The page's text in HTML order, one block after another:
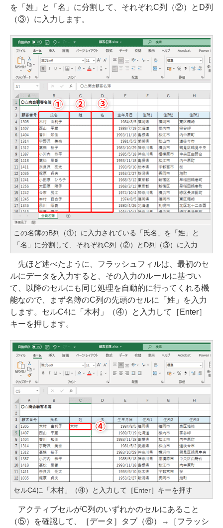
を「姓」と「名」に分割して、それぞれC列（②）とD列
（③）に入力します。
この名簿のB列（①）に入力されている「氏名」を「姓」と
「名」に分割して、それぞれC列（②）とD列（③）に入力
先ほど述べたように、フラッシュフィルは、最初のセ
ルにデータを入力すると、その入力のルールに基づい
て、以降のセルにも同じ処理を自動的に行ってくれる機
能なので、まず名簿のC列の先頭のセルに「姓」を入力
します。セルC4に「木村」（④）と入力して［Enter］
キーを押します。
セルC4に「木村」（④）と入力して［Enter］キーを押す
アクティブセルがC列のいずれかのセルにあること
（⑤）を確認して、［データ］タブ（⑥）→［フラッシ